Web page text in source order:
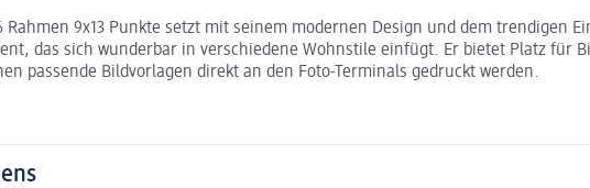
Rahmen 9x13 Punkte setzt mit seinem modernen Design und dem trendigen
das sich wunderbar in verschiedene Wohnstile einfügt. Er bietet Platz für
passende Bildvorlagen direkt an den Foto-Terminals gedruckt werden.